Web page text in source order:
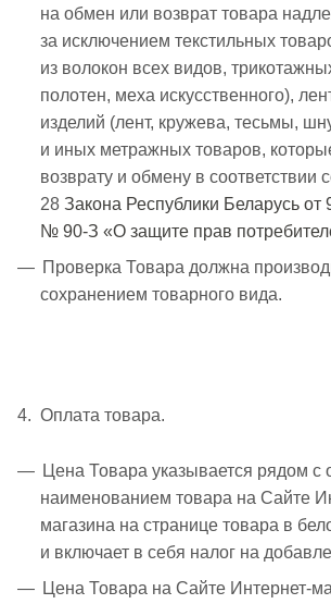
на обмен или возврат товара
за исключением текстильных
из волокон всех видов,
полотен, меха искусственного),
изделий (лент, кружева, тесьмы,
и иных метражных товаров,
возврату и обмену в соответствии
28 Закона Республики Беларусь от
№ 90-З «О защите прав
Проверка Товара должна
сохранением товарного вида.
4. Оплата товара.
Цена Товара указывается рядом
наименованием товара на Сайте
магазина на странице товара в
и включает в себя налог на
Цена Товара на Сайте Интернет-